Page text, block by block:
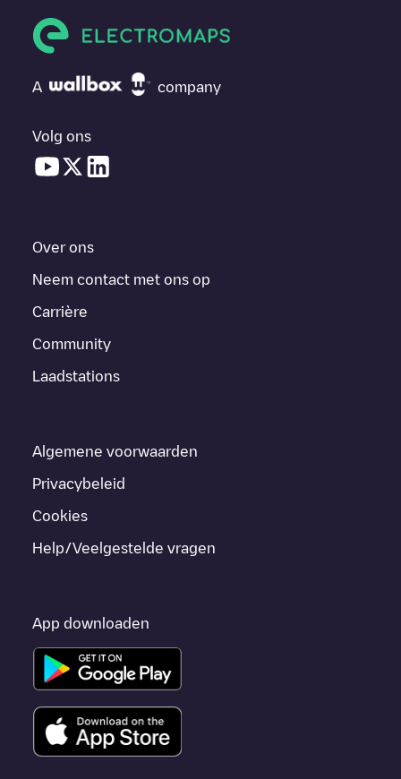
A company
Volg ons
Over ons
Neem contact met ons op
Carrière
Community
Laadstations
Algemene voorwaarden
Privacybeleid
Cookies
Help/Veelgestelde vragen
App downloaden